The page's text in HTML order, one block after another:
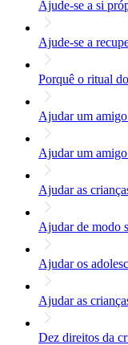
Ajude-se a si
Ajude-se a
Porquê o ritual
Ajudar um
Ajudar um
Ajudar as
Ajudar de modo
Ajudar os
Ajudar as
Dez direitos da